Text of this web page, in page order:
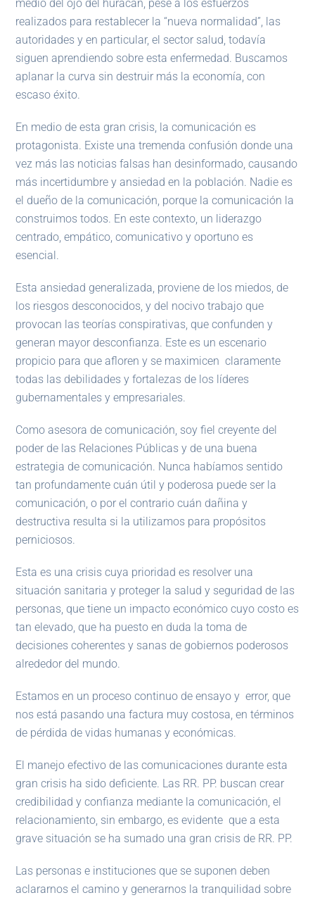
medio del ojo del huracán, pese a los esfuerzos
realizados para restablecer la “nueva normalidad”, las
autoridades y en particular, el sector salud, todavía
siguen aprendiendo sobre esta enfermedad. Buscamos
aplanar la curva sin destruir más la economía, con
escaso éxito.
En medio de esta gran crisis, la comunicación es
protagonista. Existe una tremenda confusión donde una
vez más las noticias falsas han desinformado, causando
más incertidumbre y ansiedad en la población. Nadie es
el dueño de la comunicación, porque la comunicación la
construimos todos. En este contexto, un liderazgo
centrado, empático, comunicativo y oportuno es
esencial.
Esta ansiedad generalizada, proviene de los miedos, de
los riesgos desconocidos, y del nocivo trabajo que
provocan las teorías conspirativas, que confunden y
generan mayor desconfianza. Este es un escenario
propicio para que afloren y se maximicen claramente
todas las debilidades y fortalezas de los líderes
gubernamentales y empresariales.
Como asesora de comunicación, soy fiel creyente del
poder de las Relaciones Públicas y de una buena
estrategia de comunicación. Nunca habíamos sentido
tan profundamente cuán útil y poderosa puede ser la
comunicación, o por el contrario cuán dañina y
destructiva resulta si la utilizamos para propósitos
perniciosos.
Esta es una crisis cuya prioridad es resolver una
situación sanitaria y proteger la salud y seguridad de las
personas, que tiene un impacto económico cuyo costo es
tan elevado, que ha puesto en duda la toma de
decisiones coherentes y sanas de gobiernos poderosos
alrededor del mundo.
Estamos en un proceso continuo de ensayo y error, que
nos está pasando una factura muy costosa, en términos
de pérdida de vidas humanas y económicas.
El manejo efectivo de las comunicaciones durante esta
gran crisis ha sido deficiente. Las RR. PP. buscan crear
credibilidad y confianza mediante la comunicación, el
relacionamiento, sin embargo, es evidente que a esta
grave situación se ha sumado una gran crisis de RR. PP.
Las personas e instituciones que se suponen deben
aclararnos el camino y generarnos la tranquilidad sobre